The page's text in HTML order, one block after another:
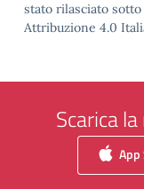
stato rilasciato
Attribuzione 4.0
Scarica
App